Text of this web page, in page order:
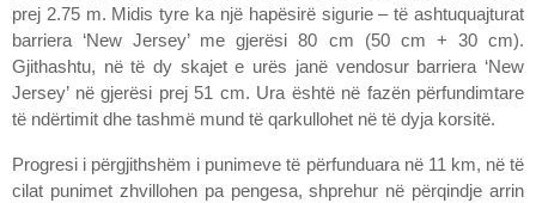
prej 2.75 m. Midis tyre ka një hapësirë sigurie – të ashtuquajturat
barriera ‘New Jersey’ me gjerësi 80 cm (50 cm + 30 cm).
Gjithashtu, në të dy skajet e urës janë vendosur barriera ‘New
Jersey’ në gjerësi prej 51 cm. Ura është në fazën përfundimtare
të ndërtimit dhe tashmë mund të qarkullohet në të dyja korsitë.
Progresi i përgjithshëm i punimeve të përfunduara në 11 km, në të
cilat punimet zhvillohen pa pengesa, shprehur në përqindje arrin